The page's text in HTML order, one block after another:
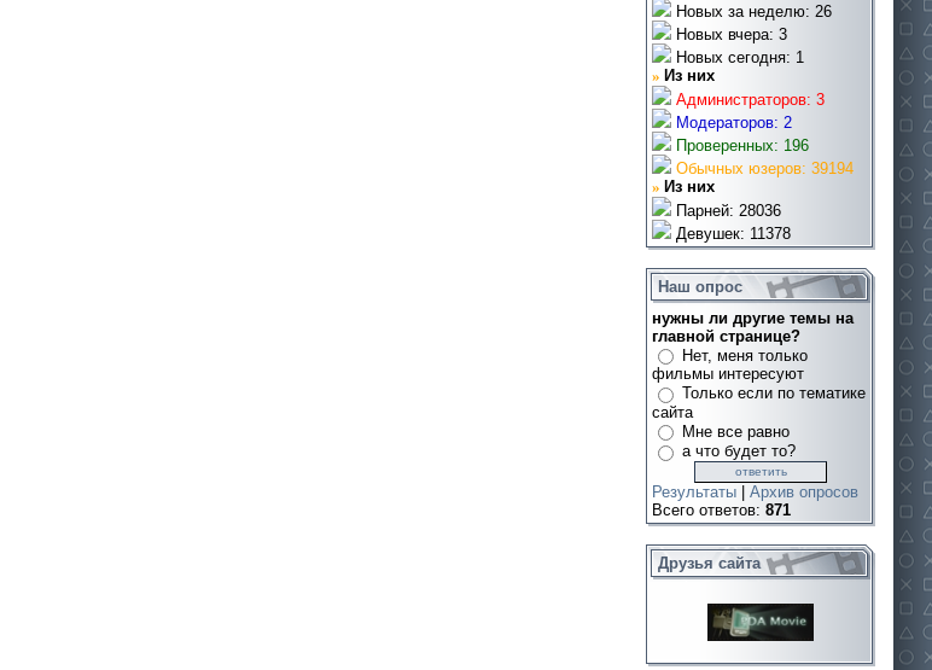
Новых за неделю: 26
Новых вчера: 3
Новых сегодня: 1
» Из них
Администраторов: 3
Модераторов: 2
Проверенных: 196
Обычных юзеров: 39194
» Из них
Парней: 28036
Девушек: 11378
Наш опрос
нужны ли другие темы на
главной странице?
Нет, меня только
фильмы интересуют
Только если по тематике
сайта
Мне все равно
а что будет то?
Результаты
Архив опросов
Всего ответов: 871
Друзья сайта